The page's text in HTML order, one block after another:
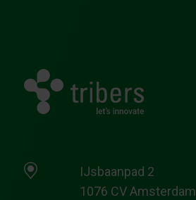
IJsbaanpad 2
1076 CV Amsterdam